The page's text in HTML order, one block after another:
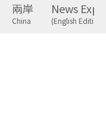
兩岸
China
News
(English Edition)